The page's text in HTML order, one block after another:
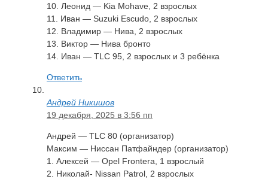
10. Леонид — Kia Mohave, 2 взрослых
11. Иван — Suzuki Escudo, 2 взрослых
12. Владимир — Нива, 2 взрослых
13. Виктор — Нива бронто
14. Иван — TLC 95, 2 взрослых и 3 ребёнка
Ответить
Андрей Никишов
19 декабря, 2025 в 3:56 пп
Андрей — TLC 80 (организатор)
Максим — Ниссан Патфайндер (организатор)
1. Алексей — Opel Frontera, 1 взрослый
2. Николай- Nissan Patrol, 2 взрослых